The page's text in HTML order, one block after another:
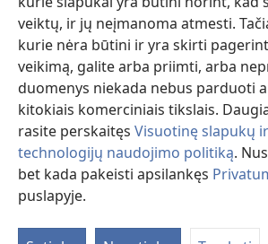
veiktų, ir jų neįmanoma atmesti.
kurie nėra būtini ir yra skirti
veikimą, galite arba priimti, arba
duomenys niekada nebus parduoti
kitokiais komerciniais tikslais.
rasite perskaitęs Visuotinę slapukų
technologijų naudojimo politiką.
bet kada pakeisti apsilankęs
puslapyje.
(atsiveria
naujas
langas)JW Library
Watchtower Library
Copyright© 2026 Watch Tower Bible and Tract
NAUDOJIMOSI SVETAINE SĄLYGOS